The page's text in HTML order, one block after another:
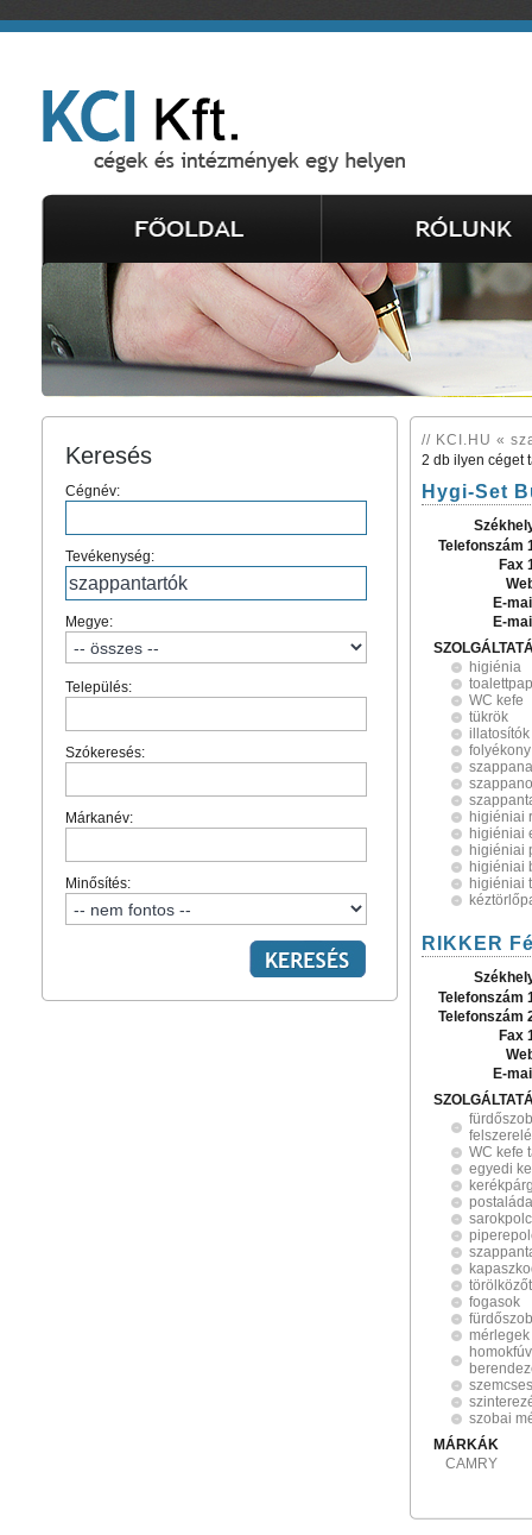
Keresés
Cégnév:
Tevékenység:
Megye:
Település:
Szókeresés:
Márkanév:
Minősítés:
// KCI.HU «
2 db ilyen céget
Hygi-Set
Telefonszám
Fax
E-
E-
higiénia
WC kefe
tükrök
illatosítók
higiéniai
higiéniai
higiéniai
higiéniai
higiéniai
RIKKER
Telefonszám
Telefonszám
Fax
E-
WC kefe
egyedi
postaláda
fogasok
mérlegek
szobai
MÁRKÁK
CAMRY